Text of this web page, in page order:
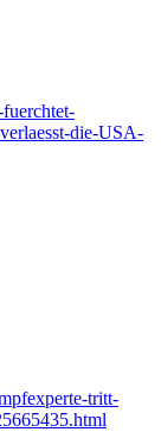
die-USA-
tritt-